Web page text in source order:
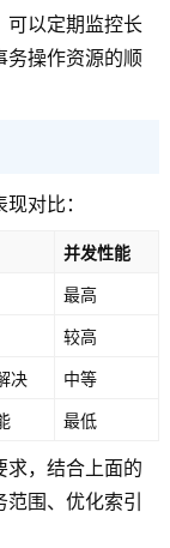
可以定期监控长
务操作资源的顺
对比：
并发性能
最高
较高
决 中等
最低
求，结合上面的
范围、优化索引